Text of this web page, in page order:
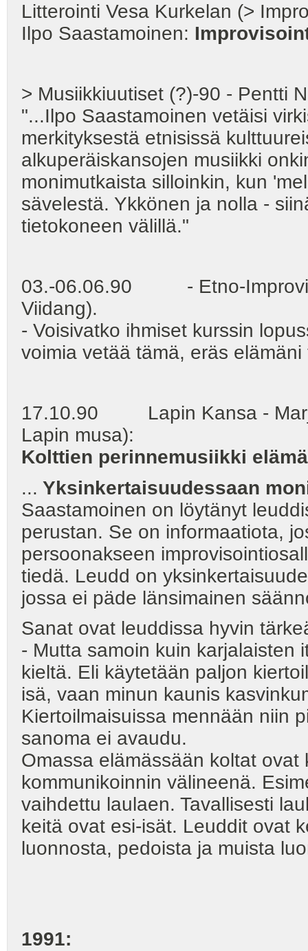
Litterointi Vesa Kurkelan (>
Ilpo Saastamoinen:
> Musiikkiuutiset (?)-90 - Pentti
"...Ilpo Saastamoinen vetäisi
merkityksestä etnisissä
alkuperäiskansojen musiikki
monimutkaista silloinkin, kun
sävelestä. Ykkönen ja nolla -
tietokoneen välillä."
03.-06.06.90 - Etno-
Viidang).
- Voisivatko ihmiset kurssin
voimia vetää tämä, eräs
17.10.90 Lapin Kansa -
Lapin musa):
Kolttien perinnemusiikki
... Yksinkertaisuudessaan
Saastamoinen on löytänyt
perustan. Se on informaatiota,
persoonakseen
tiedä. Leudd on
jossa ei päde länsimainen
Sanat ovat leuddissa hyvin
- Mutta samoin kuin karjalaisten
kieltä. Eli käytetään paljon
isä, vaan minun kaunis
Kiertoilmaisuissa mennään niin
sanoma ei avaudu.
Omassa elämässään koltat
kommunikoinnin välineenä.
vaihdettu laulaen. Tavallisesti
keitä ovat esi-isät. Leuddit ovat
luonnosta, pedoista ja muista
1991: